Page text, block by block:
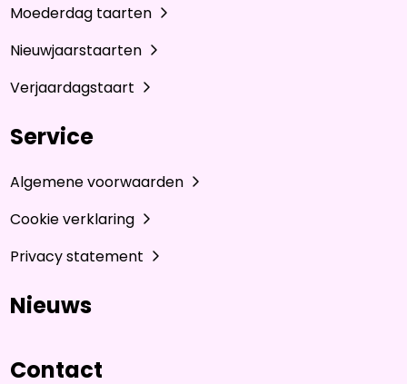
Moederdag taarten
Nieuwjaarstaarten
Verjaardagstaart
Service
Algemene voorwaarden
Cookie verklaring
Privacy statement
Nieuws
Contact